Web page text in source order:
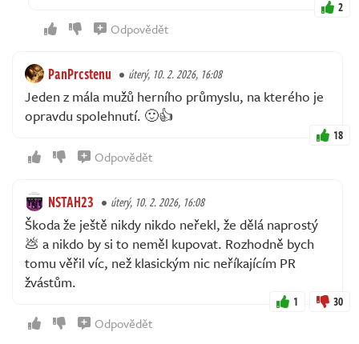
2
Odpovědět
PanPrcstenu úterý, 10. 2. 2026, 16:08
Jeden z mála mužů herního průmyslu, na kterého je
opravdu spolehnutí. 🙂👍
18
Odpovědět
NSTAH23 úterý, 10. 2. 2026, 16:08
Škoda že ještě nikdy nikdo neřekl, že dělá naprostý
💩 a nikdo by si to neměl kupovat. Rozhodně bych
tomu věřil víc, než klasickým nic neříkajícím PR
žvástům.
1 30
Odpovědět